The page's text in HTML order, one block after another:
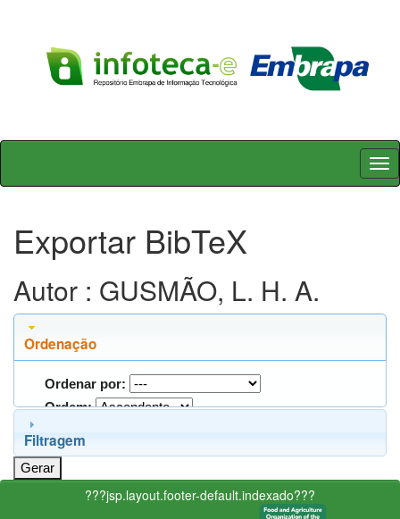
Skip
Exportar BibTeX
Autor : GUSMÃO, L. H. A.
Ordenação
Ordenar por:
Ordem:
Filtragem
???jsp.layout.footer-default.indexado???